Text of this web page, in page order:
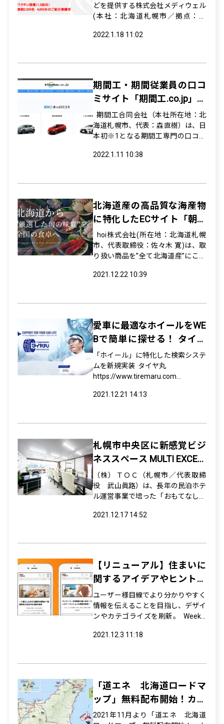
知らせ
どを提供する株式会社メディウェル
(本社：北海道札幌市／拠点：仙
岡)は、3回目の新型コロナワクチン
します。 株式会社メディウェルでは
1回...
2022.1.18 11:02
期間工・期間従業員の口コ
ミサイト「期間工.co.jp」を
オープン
期間工合同会社（本社所在地：北
海道札幌市、代表：森直樹）は、日
本初※1となる期間工専門の口コミ
p）（https://kikankou.co.jp/）、以
2022.1.11 10:38
北海道産の高品質な海産物
に特化したECサイト「朝市
赤レンガ」がオープン！
hoi株式会社(所在地：北海道札幌
市、代表取締役：佐々木 寛)は、取
り扱い商品を”全て北海道産”にこだ
「朝市赤レンガ（アサイチアカレン
へ足を運ばずともご家庭で堪能す...
2021.12.22 10:39
愛車に最適なホイールをWE
Bで簡単に探せる！ タイヤ
丸の『ホイール検索サービ
ス』開始
「ホイール」に特化した検索システ
ムを新規実装 タイヤ丸
https://www.tiremaru.com
簡単にタイヤ・ホイールの購入と取
哉）は、タイヤ丸サイト内に...
2021.12.21 14:13
札幌市中央区に新感覚ビジ
ネススペース MULTI EXCE-R
ENTAL OFFICE（エクセ-レ
ンタルオフィス）OPEN
（株）ＴＯＣ（札幌市／代表取締
役 武山眞路）は、長年の民泊ホテ
ル運営事業で培った「おもてなしの
を札幌市中央区にオープンしまし
歩10分と主要官公庁へのアクセスも
便利です...
2021.12.17 14:52
【リニューアル】住まいに
関するアイデアやヒントを
発信するサイト「W&M JOU
RNAL（ウィークリー＆マン
スリー ジャーナル）」
ユーザー様目線でより分かりやすく
情報を伝えることを目指し、デザイ
ンやカテゴライズを刷新。 Weekly
幌市北区、代表取締役:黒木 健次
（h...
2021.12.3 11:18
「道エネ 北海道ロードマ
ップ」無料配布開始！カー
ライフがもっと楽しくなる
2021年11月より「道エネ 北海道